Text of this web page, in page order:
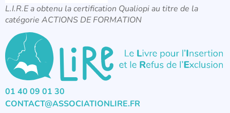
L.I.R.E a obtenu la certification Qualiopi au titre de la
catégorie ACTIONS DE FORMATION
01 40 09 01 30
CONTACT@ASSOCIATIONLIRE.FR